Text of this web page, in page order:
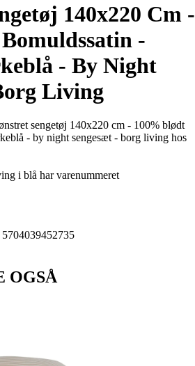
140x220 Cm -
-
- By Night
Living
sengetøj 140x220 cm - 100% blødt
- by night sengesæt - borg living hos
i blå har varenummeret
5704039452735
OGSÅ